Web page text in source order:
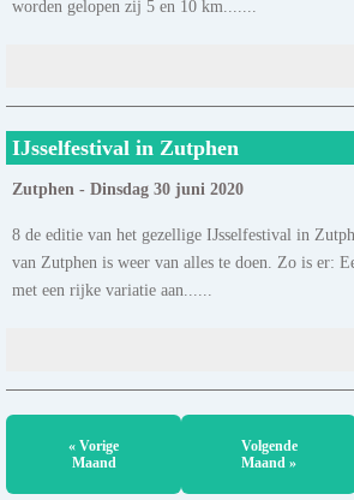
worden gelopen zij 5 en 10 km.......
IJsselfestival in Zutphen
Zutphen - Dinsdag 30 juni 2020
8 de editie van het gezellige IJsselfestival in
van Zutphen is weer van alles te doen. Zo is er:
met een rijke variatie aan......
« Vorige
Maand
Volgende
Maand »